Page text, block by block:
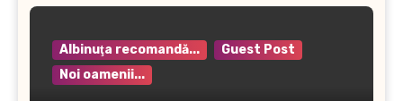
Albinuţa recomandă...
Guest Post
Noi oamenii...